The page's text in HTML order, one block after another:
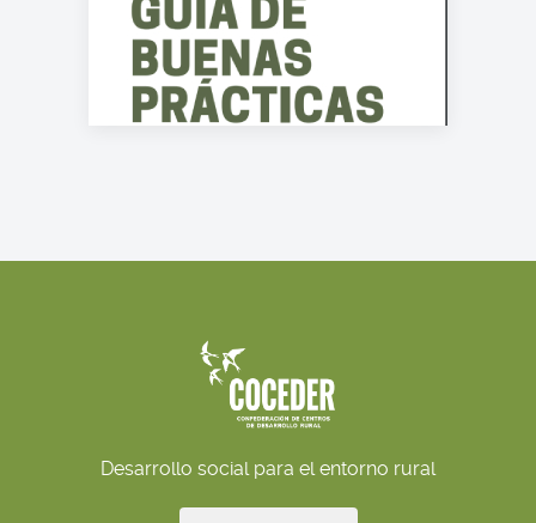
Prácticas Volver al
pueblo 2022
Desarrollo social para el entorno rural